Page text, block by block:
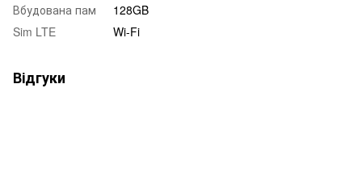
Вбудована пам
128GB
Sim LTE
Wi-Fi
Відгуки